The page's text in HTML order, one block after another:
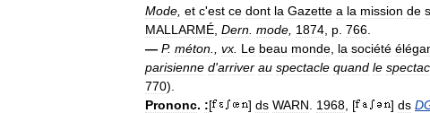
Mode et c'est ce dont la Gazette a la mission de s
MALLARMÉ Dern mode 1874 p 766
— P. méton vx Le beau monde la société
parisienne d'arriver au spectacle quand le
770).
Prononc. :[ ] ds WARN 1968 , [ ] ds